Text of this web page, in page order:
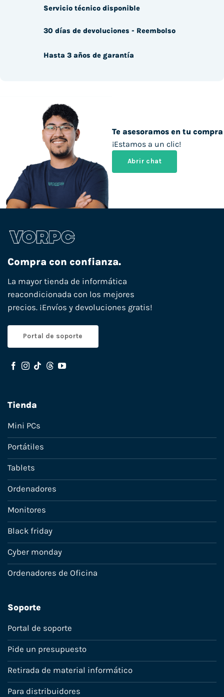
Te asesoramos en tu compra
¡Estamos a un clic!
Abrir chat
Servicio técnico disponible
30 días de devoluciones - Reembolso
Hasta 3 años de garantía
Compra con confianza.
La mayor tienda de informática
reacondicionada con los mejores
precios. ¡Envíos y devoluciones gratis!
Portal de soporte
Tienda
Mini PCs
Portátiles
Tablets
Ordenadores
Monitores
Black friday
Cyber monday
Ordenadores de Oficina
Soporte
Portal de soporte
Pide un presupuesto
Retirada de material informático
Para distribuidores